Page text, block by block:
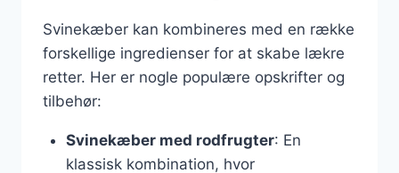
Svinekæber kan kombineres med en række
forskellige ingredienser for at skabe lækre
retter. Her er nogle populære opskrifter og
tilbehør:
Svinekæber med rodfrugter: En
klassisk kombination, hvor